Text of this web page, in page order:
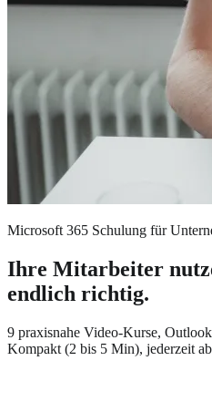
Microsoft 365 Schulung für
Ihre Mitarbeiter
endlich richtig.
9 praxisnahe Video-Kurse,
Kompakt (2 bis 5 Min), jederzeit